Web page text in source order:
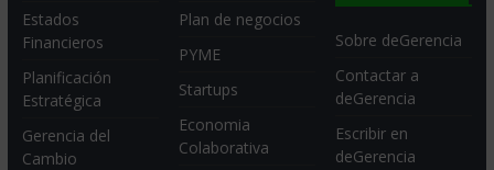
Estados
Financieros
Planificación
Estratégica
Gerencia del
Cambio
Plan de negocios
PYME
Startups
Economia
Colaborativa
Sobre deGerencia
Contactar a
deGerencia
Escribir en
deGerencia